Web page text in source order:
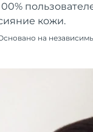
кожи.
на